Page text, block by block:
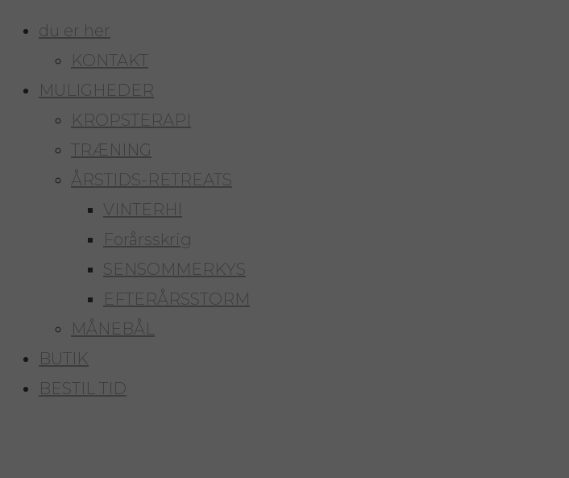
du er her
KONTAKT
MULIGHEDER
KROPSTERAPI
TRÆNING
ÅRSTIDS-RETREATS
VINTERHI
Forårsskrig
SENSOMMERKYS
EFTERÅRSSTORM
MÅNEBÅL
BUTIK
BESTIL TID